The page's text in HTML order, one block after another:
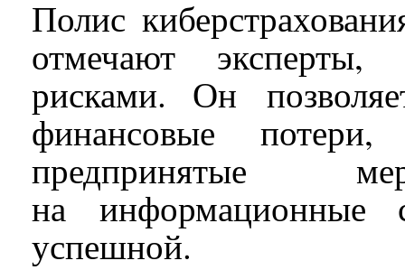
Полис
отмечают эксперты,
рисками. Он
финансовые
предпринятые
на информационные
успешной.